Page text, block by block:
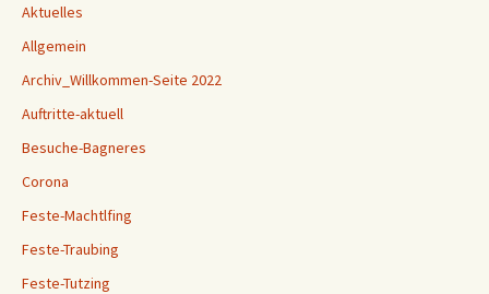
Aktuelles
Allgemein
Archiv_Willkommen-Seite 2022
Auftritte-aktuell
Besuche-Bagneres
Corona
Feste-Machtlfing
Feste-Traubing
Feste-Tutzing